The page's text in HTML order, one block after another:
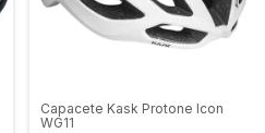
Capacete Kask Protone Icon
WG11